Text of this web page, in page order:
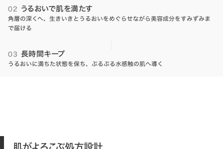
02 うるおいで肌を満たす
角層の深くへ、生きいきとうるおいをめぐらせながら美容成分をすみずみま
で届ける
03 長時間キープ
うるおいに満ちた状態を保ち、ぷるぷる水感触の肌へ導く
肌がよろこぶ処方設計